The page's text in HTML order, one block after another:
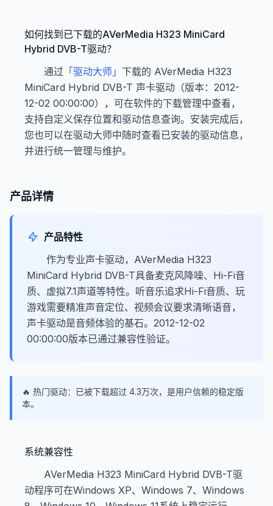
如何找到已下载的AVerMedia H323 MiniCard
Hybrid DVB-T驱动？
通过 「驱动大师」 下载的 AVerMedia H323
MiniCard Hybrid DVB-T 声卡驱动（版本：2012-
12-02 00:00:00），可在软件的下载管理中查看，
支持自定义保存位置和驱动信息查询。安装完成后，
您也可以在驱动大师中随时查看已安装的驱动信息，
并进行统一管理与维护。
产品详情
产品特性
作为专业声卡驱动，AVerMedia H323
MiniCard Hybrid DVB-T具备麦克风降噪、Hi-Fi音
质、虚拟7.1声道等特性。听音乐追求Hi-Fi音质、玩
游戏需要精准声音定位、视频会议要求清晰语音，
声卡驱动是音频体验的基石。2012-12-02
00:00:00版本已通过兼容性验证。
🔥 热门驱动：已被下载超过 4.3万次，是用户信赖的稳定版
本。
系统兼容性
AVerMedia H323 MiniCard Hybrid DVB-T驱
动程序可在Windows XP、Windows 7、Windows